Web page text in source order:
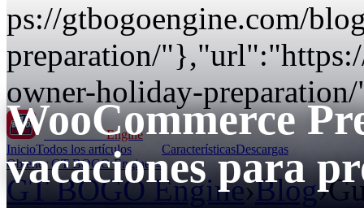
ps://gtbogoengine.com/
preparation/
owner-holiday-
GT BOGOEngine
InicioTodos los artículos CaracterísticasDescargas
Obtener GT BOGO Engine →
GT BOGO Engine›Blog›
WooCommerce
vacaciones para